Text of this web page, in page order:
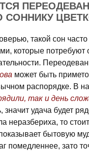
СОННИКУ
такой сон часто
которые потребуют
может быть
распорядке. В
так и день
значит удача будет
неразбериха, то
бытовую
помедленнее, зато